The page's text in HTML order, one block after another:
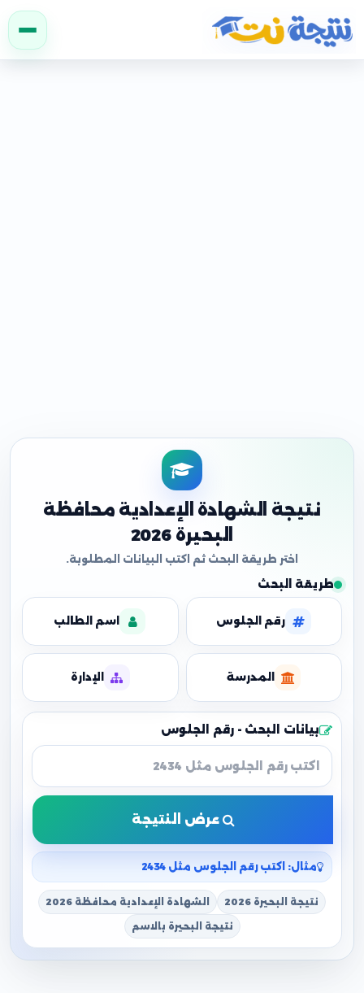
نتيجة نت
نتيجة الشهادة الإعدادية محافظة
البحيرة 2026
طريقة البحث
رقم الجلوس اسم الطالب
المدرسة الإدارة
بيانات البحث - رقم الجلوس
عرض النتيجة
مثال: اكتب رقم الجلوس مثل 2434
نتيجة البحيرة 2026 الشهادة الإعدادية محافظة 2026
نتيجة البحيرة بالاسم